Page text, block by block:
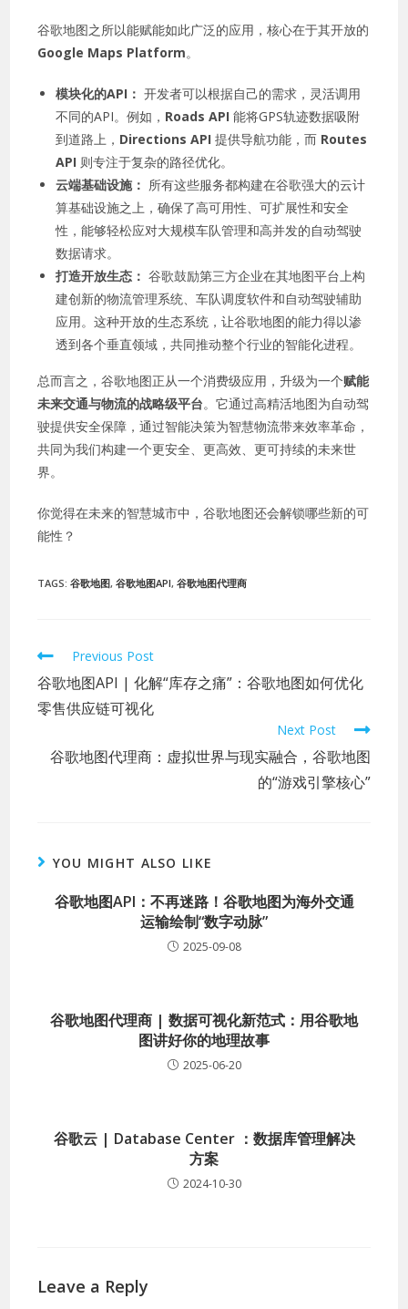
谷歌地图之所以能赋能如此广泛的应用，核心在于其开放的
Google Maps Platform。
模块化的API： 开发者可以根据自己的需求，灵活调用
不同的API。例如， Roads API 能将GPS轨迹数据吸附
到道路上， Directions API 提供导航功能，而 Routes
API 则专注于复杂的路径优化。
云端基础设施： 所有这些服务都构建在谷歌强大的云计
算基础设施之上，确保了高可用性、可扩展性和安全
性，能够轻松应对大规模车队管理和高并发的自动驾驶
数据请求。
打造开放生态： 谷歌鼓励第三方企业在其地图平台上构
建创新的物流管理系统、车队调度软件和自动驾驶辅助
应用。这种开放的生态系统，让谷歌地图的能力得以渗
透到各个垂直领域，共同推动整个行业的智能化进程。
总而言之，谷歌地图正从一个消费级应用，升级为一个赋能
未来交通与物流的战略级平台。它通过高精活地图为自动驾
驶提供安全保障，通过智能决策为智慧物流带来效率革命，
共同为我们构建一个更安全、更高效、更可持续的未来世
界。
你觉得在未来的智慧城市中，谷歌地图还会解锁哪些新的可
能性？
TAGS:谷歌地图, 谷歌地图API, 谷歌地图代理商
Previous Post
谷歌地图API | 化解“库存之痛”：谷歌地图如何优化
零售供应链可视化
Next Post
谷歌地图代理商：虚拟世界与现实融合，谷歌地图
的“游戏引擎核心”
YOU MIGHT ALSO LIKE
谷歌地图API：不再迷路！谷歌地图为海外交通
运输绘制“数字动脉”
2025-09-08
谷歌地图代理商 | 数据可视化新范式：用谷歌地
图讲好你的地理故事
2025-06-20
谷歌云 | Database Center ：数据库管理解决
方案
2024-10-30
Leave a Reply